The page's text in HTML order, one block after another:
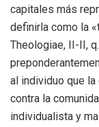
capitales más
definirla como la
Theologiae, II-II,
al individuo que
contra la
individualista y